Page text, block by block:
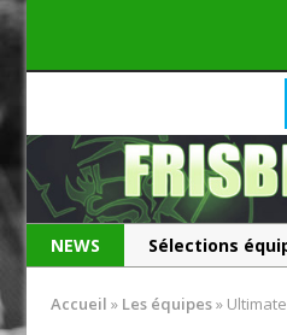
NEWS
Sélections
Accueil » Les équipes»